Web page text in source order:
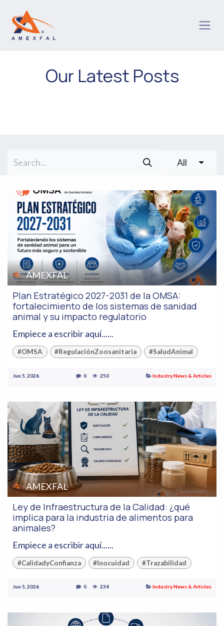
Our Latest Posts
All
AMEXFAL
Plan Estratégico 2027-2031 de la OMSA:
fortalecimiento de los sistemas de sanidad
animal y su impacto regulatorio
Empiece a escribir aquí......
#OMSA #RegulaciónZoosanitaria #SaludAnimal
Jun 5, 2026 0 250 Industry News & Articles
AMEXFAL
Ley de Infraestructura de la Calidad: ¿qué
implica para la industria de alimentos para
animales?
Empiece a escribir aquí......
#CalidadyConfianza #Inocuidad #Trazabilidad
Jun 5, 2026 0 234 Industry News & Articles